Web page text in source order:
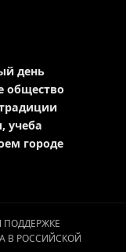
день
общество
учеба
городе
ПОДДЕРЖКЕ
В РОССИЙСКОЙ